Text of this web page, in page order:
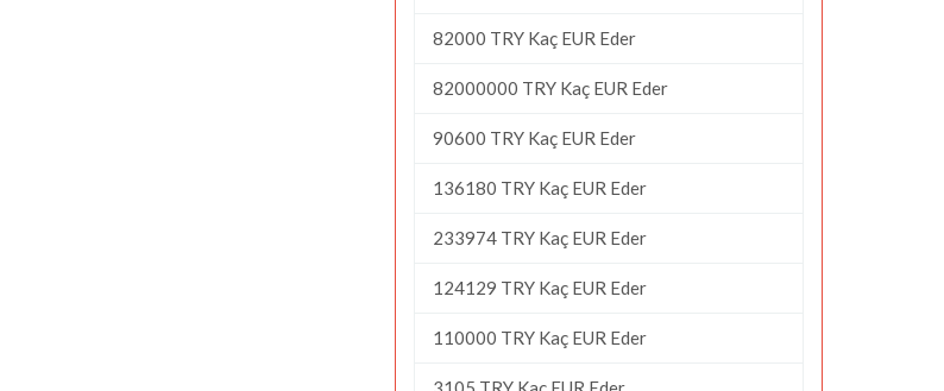
82000 TRY Kaç EUR Eder
82000000 TRY Kaç EUR Eder
90600 TRY Kaç EUR Eder
136180 TRY Kaç EUR Eder
233974 TRY Kaç EUR Eder
124129 TRY Kaç EUR Eder
110000 TRY Kaç EUR Eder